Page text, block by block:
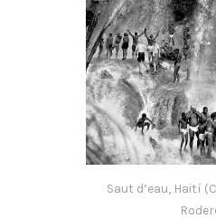
Saut d’eau, Haití